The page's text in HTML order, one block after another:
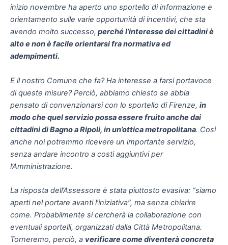
inizio novembre ha aperto uno sportello di informazione e
orientamento sulle varie opportunità di incentivi, che sta
avendo molto successo, perché l’interesse dei cittadini è
alto e non è facile orientarsi fra normativa ed
adempimenti.
E il nostro Comune che fa? Ha interesse a farsi portavoce
di queste misure? Perciò, abbiamo chiesto se abbia
pensato di convenzionarsi con lo sportello di Firenze, in
modo che quel servizio possa essere fruito anche dai
cittadini di Bagno a Ripoli, in un’ottica metropolitana. Così
anche noi potremmo ricevere un importante servizio,
senza andare incontro a costi aggiuntivi per
l’Amministrazione.
La risposta dell’Assessore è stata piuttosto evasiva: “siamo
aperti nel portare avanti l’iniziativa”, ma senza chiarire
come. Probabilmente si cercherà la collaborazione con
eventuali sportelli, organizzati dalla Città Metropolitana.
Torneremo, perciò, a verificare come diventerà concreta